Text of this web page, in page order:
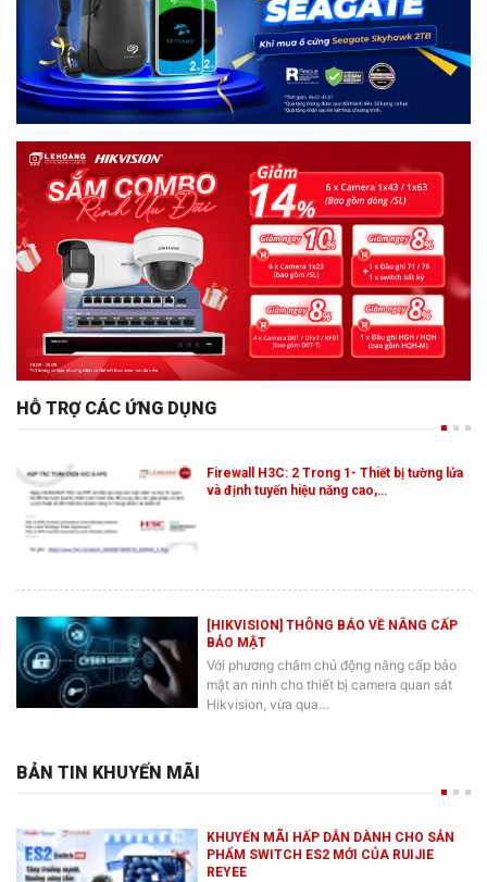
HỖ TRỢ CÁC ỨNG DỤNG
Firewall H3C: 2 Trong 1- Thiết bị tường lửa
và định tuyến hiệu năng cao,…
[HIKVISION] THÔNG BÁO VỀ NÂNG CẤP
BẢO MẬT
Với phương châm chủ động nâng cấp bảo
mật an ninh cho thiết bị camera quan sát
Hikvision, vừa qua…
BẢN TIN KHUYẾN MÃI
KHUYẾN MÃI HẤP DẪN DÀNH CHO SẢN
PHẨM SWITCH ES2 MỚI CỦA RUIJIE
REYEE